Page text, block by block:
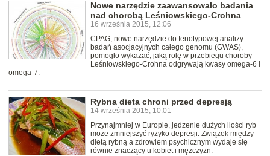
Nowe narzędzie zaawansowało badania
nad chorobą Leśniowskiego-Crohna
16 września 2015, 12:06
CPAG, nowe narzędzie do fenotypowej analizy
badań asocjacyjnych całego genomu (GWAS),
pomogło wykazać, jaką rolę w przebiegu choroby
Leśniowskiego-Crohna odgrywają kwasy omega-6 i
omega-7.
Rybna dieta chroni przed depresją
14 września 2015, 10:01
Przynajmniej w Europie, jedzenie dużych ilości ryb
może zmniejszyć ryzyko depresji. Związek między
dietą rybną a zdrowiem psychicznym wydaje się
równie znaczący u kobiet i mężczyzn.